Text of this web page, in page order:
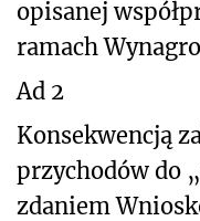
opisanej
ramach
Ad 2
Konsekwencją
przychodów do
zdaniem